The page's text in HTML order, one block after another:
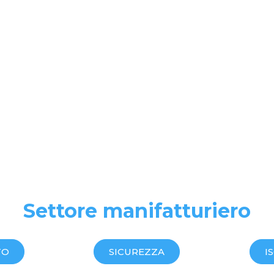
Settore manifatturiero
SICUREZZA